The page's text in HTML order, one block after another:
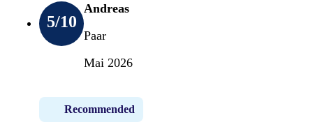
5/10
Andreas
Paar
Mai 2026
Recommended